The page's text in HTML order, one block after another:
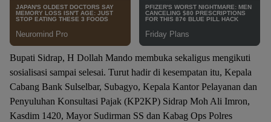
Bupati Sidrap, H Dollah Mando membuka sekaligus mengikuti
sosialisasi sampai selesai. Turut hadir di kesempatan itu, Kepala
Cabang Bank Sulselbar, Subagyo, Kepala Kantor Pelayanan dan
Penyuluhan Konsultasi Pajak (KP2KP) Sidrap Moh Ali Imron,
Kasdim 1420, Mayor Sudirman SS dan Kabag Ops Polres